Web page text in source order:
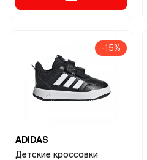
-15%
ADIDAS
Детские кроссовки